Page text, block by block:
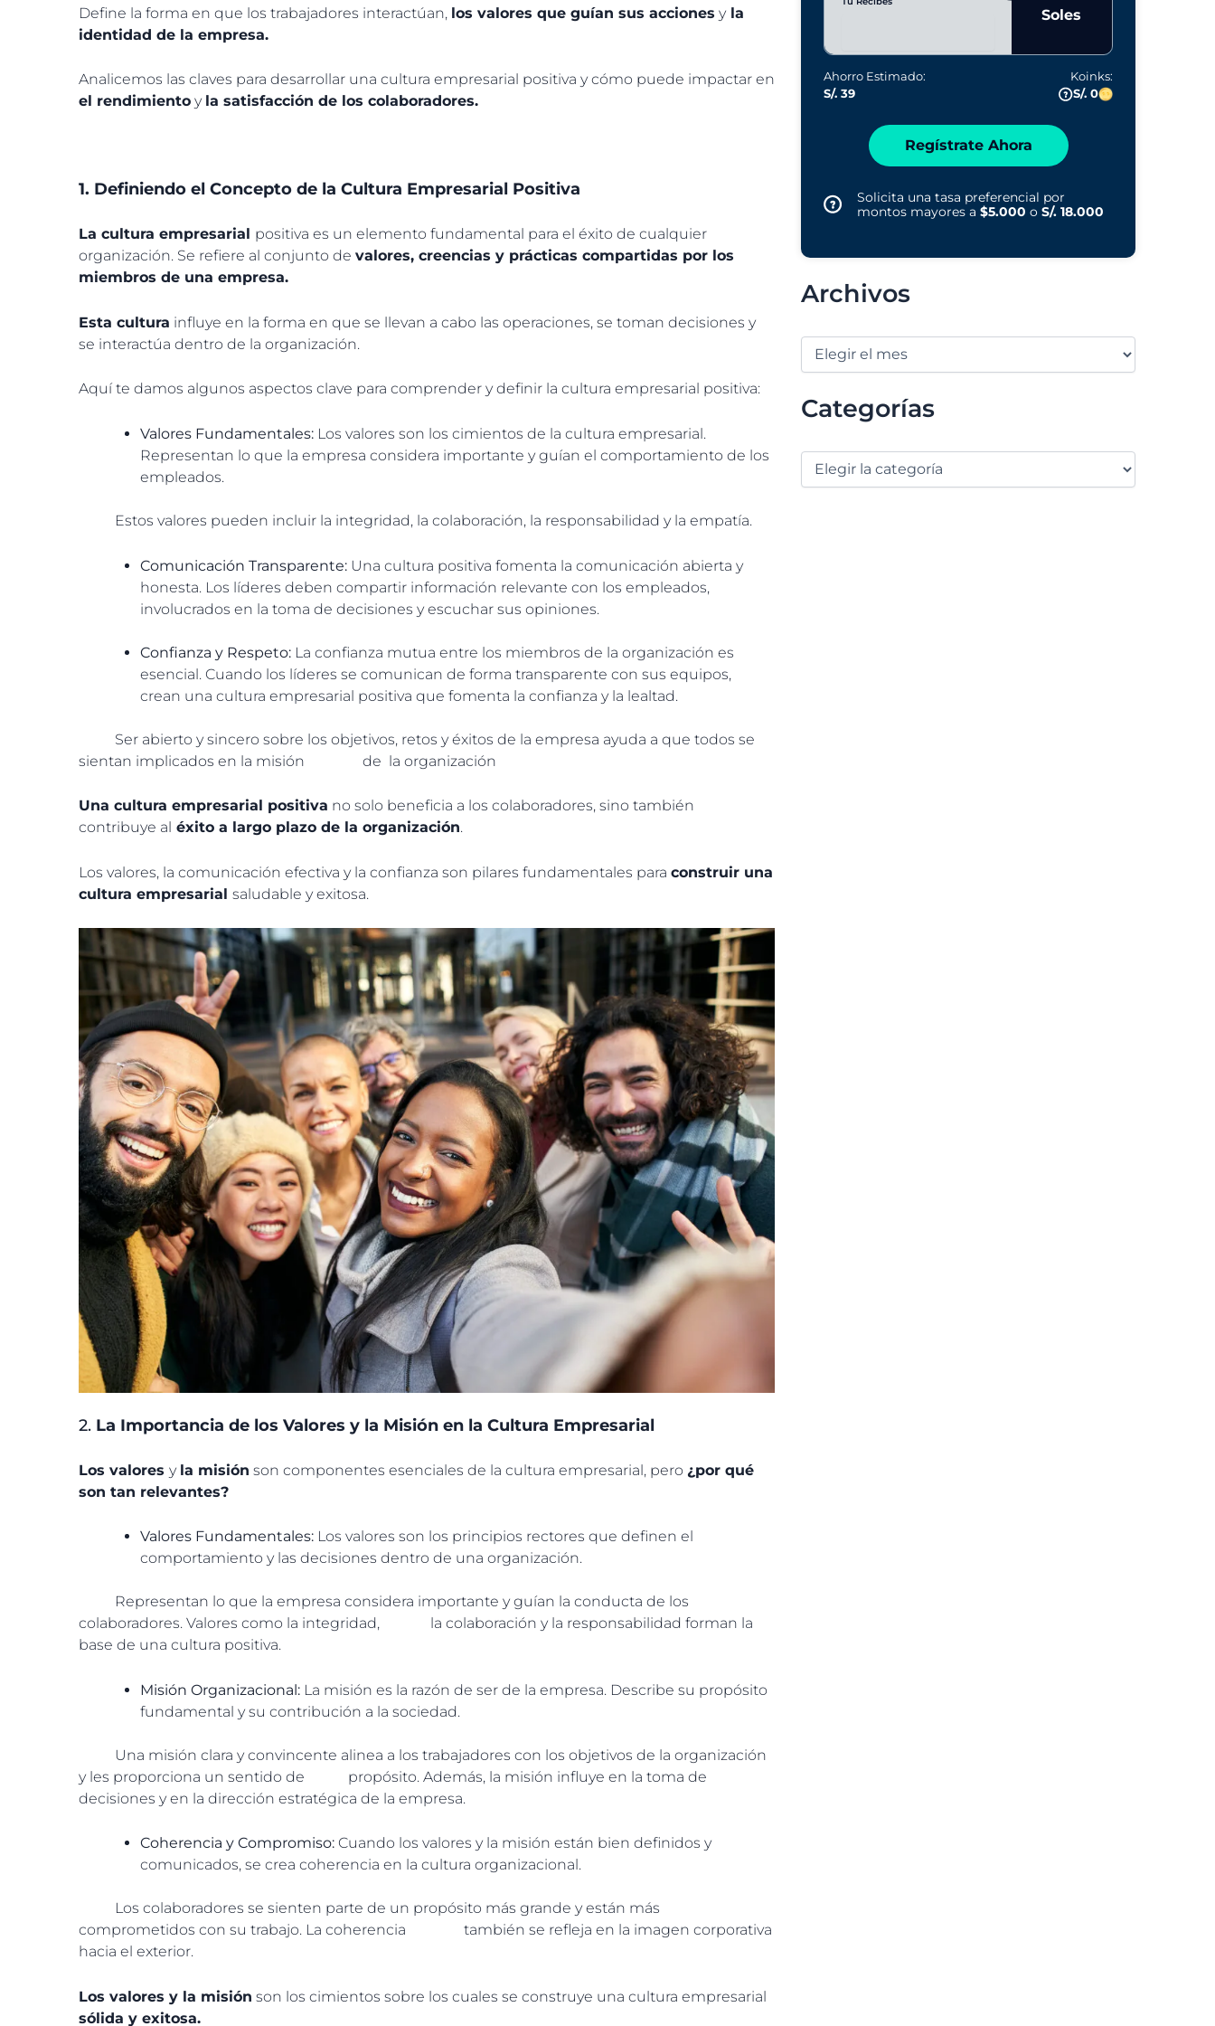
Define la forma en que los trabajadores interactúan, los valores que guían sus acciones yla
identidad de la empresa.
Analicemos las claves para desarrollar una cultura empresarial positiva y cómo puede impactar en
el rendimiento y la satisfacción de los colaboradores.
1. Definiendo el Concepto de la Cultura Empresarial Positiva
La cultura empresarial positiva es un elemento fundamental para el éxito de cualquier
organización. Se refiere al conjunto de valores, creencias y prácticas compartidas por los
miembros de una empresa.
Esta cultura influye en la forma en que se llevan a cabo las operaciones, se toman decisiones y
se interactúa dentro de la organización.
Aquí te damos algunos aspectos clave para comprender y definir la cultura empresarial positiva:
Valores Fundamentales: Los valores son los cimientos de la cultura empresarial.
Representan lo que la empresa considera importante y guían el comportamiento de los
empleados.
Estos valores pueden incluir la integridad, la colaboración, la responsabilidad y la empatía.
Comunicación Transparente: Una cultura positiva fomenta la comunicación abierta y
honesta. Los líderes deben compartir información relevante con los empleados,
involucrados en la toma de decisiones y escuchar sus opiniones.
Confianza y Respeto: La confianza mutua entre los miembros de la organización es
esencial. Cuando los líderes se comunican de forma transparente con sus equipos,
crean una cultura empresarial positiva que fomenta la confianza y la lealtad.
Ser abierto y sincero sobre los objetivos, retos y éxitos de la empresa ayuda a que todos se
sientan implicados en la misión de la organización
Una cultura empresarial positiva no solo beneficia a los colaboradores, sino también
contribuye al éxito a largo plazo de la organización.
Los valores, la comunicación efectiva y la confianza son pilares fundamentales para construir una
cultura empresarial saludable y exitosa.
2. La Importancia de los Valores y la Misión en la Cultura Empresarial
Los valores y la misión son componentes esenciales de la cultura empresarial, pero ¿por qué
son tan relevantes?
Valores Fundamentales: Los valores son los principios rectores que definen el
comportamiento y las decisiones dentro de una organización.
Representan lo que la empresa considera importante y guían la conducta de los
colaboradores. Valores como la integridad, la colaboración y la responsabilidad forman la
base de una cultura positiva.
Misión Organizacional: La misión es la razón de ser de la empresa. Describe su propósito
fundamental y su contribución a la sociedad.
Una misión clara y convincente alinea a los trabajadores con los objetivos de la organización
y les proporciona un sentido de propósito. Además, la misión influye en la toma de
decisiones y en la dirección estratégica de la empresa.
Coherencia y Compromiso: Cuando los valores y la misión están bien definidos y
comunicados, se crea coherencia en la cultura organizacional.
Los colaboradores se sienten parte de un propósito más grande y están más
comprometidos con su trabajo. La coherencia también se refleja en la imagen corporativa
hacia el exterior.
Los valores y la misión son los cimientos sobre los cuales se construye una cultura empresarial
sólida y exitosa.
Soles
Ahorro Estimado:
S/. 39
Koinks:
S/. 0
Regístrate Ahora
Solicita una tasa preferencial por
montos mayores a $5.000 o S/. 18.000
Archivos
Categorías